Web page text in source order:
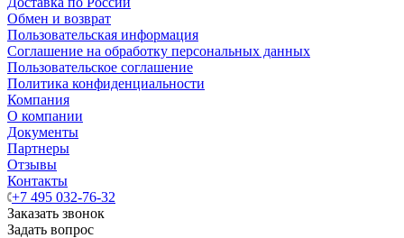
Обмен и возврат
Пользовательская информация
Соглашение на обработку персональных данных
Пользовательское соглашение
Политика конфиденциальности
Компания
О компании
Документы
Партнеры
Отзывы
Контакты
+7 495 032-76-32
Заказать звонок
Задать вопрос